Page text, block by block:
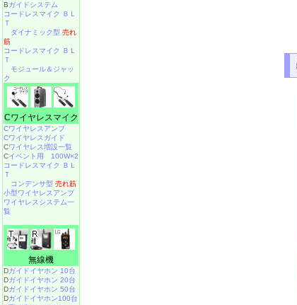
Bガイドシステム
コードレスマイク ＢＬ
Ｔ
ダイナミック型 売れ
筋
コードレスマイク ＢＬ
Ｔ
モジュール＆ジャッ
ク
Cワイヤレスマイク
Cワイヤレスアンプ
Cワイヤレスガイド
Cワイヤレス増設一覧
Cイベント用 100W×2
コードレスマイク ＢＬ
Ｔ
コンデンサ型 売れ筋
小型ワイヤレスアンプ
ワイヤレスシステム一
覧
無線機
Dガイドイヤホン 10台
Dガイドイヤホン 20台
Dガイドイヤホン 50台
Dガイドイヤホン100台